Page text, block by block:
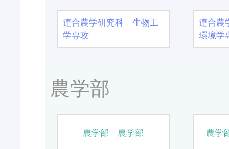
連合農学研究科 生物工
学専攻
連合農
環境学
農学部
農学部 農学部 農学